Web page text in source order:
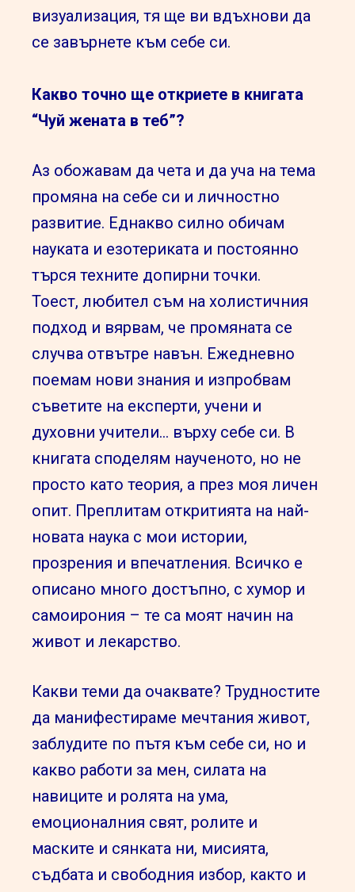
визуализация, тя ще ви вдъхнови да
се завърнете към себе си.
Какво точно ще откриете в книгата
“Чуй жената в теб”?
Аз обожавам да чета и да уча на тема
промяна на себе си и личностно
развитие. Еднакво силно обичам
науката и езотериката и постоянно
търся техните допирни точки.
Тоест, любител съм на холистичния
подход и вярвам, че промяната се
случва отвътре навън. Ежедневно
поемам нови знания и изпробвам
съветите на експерти, учени и
духовни учители… върху себе си. В
книгата споделям наученото, но не
просто като теория, а през моя личен
опит. Преплитам откритията на най-
новата наука с мои истории,
прозрения и впечатления. Всичко е
описано много достъпно, с хумор и
самоирония – те са моят начин на
живот и лекарство.
Какви теми да очаквате? Трудностите
да манифестираме мечтания живот,
заблудите по пътя към себе си, но и
какво работи за мен, силата на
навиците и ролята на ума,
емоционалния свят, ролите и
маските и сянката ни, мисията,
съдбата и свободния избор, както и